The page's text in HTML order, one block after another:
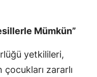
Mümkün”
yetkilileri,
çocukları zararlı